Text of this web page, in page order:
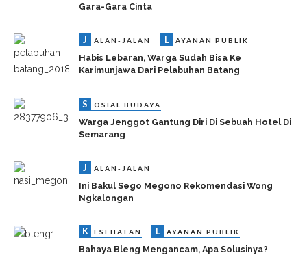
Gara-Gara Cinta
J ALAN-JALAN L AYANAN PUBLIK
Habis Lebaran, Warga Sudah Bisa Ke
Karimunjawa Dari Pelabuhan Batang
S OSIAL BUDAYA
Warga Jenggot Gantung Diri Di Sebuah Hotel Di
Semarang
J ALAN-JALAN
Ini Bakul Sego Megono Rekomendasi Wong
Ngkalongan
K ESEHATAN L AYANAN PUBLIK
Bahaya Bleng Mengancam, Apa Solusinya?